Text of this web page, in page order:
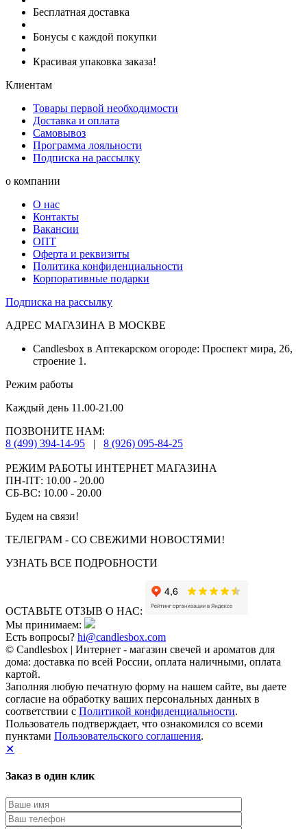
Бесплатная доставка
Бонусы с каждой покупки
Красивая упаковка заказа!
Клиентам
Товары первой необходимости
Доставка и оплата
Самовывоз
Программа лояльности
Подписка на рассылку
о компании
О нас
Контакты
Вакансии
ОПТ
Оферта и реквизиты
Политика конфиденциальности
Корпоративные подарки
Подписка на рассылку
АДРЕС МАГАЗИНА В МОСКВЕ
Candlesbox в Аптекарском огороде: Проспект мира, 26,
строение 1.
Режим работы
Каждый день 11.00-21.00
ПОЗВОНИТЕ НАМ:
8 (499) 394-14-95
| 8 (926) 095-84-25
РЕЖИМ РАБОТЫ ИНТЕРНЕТ МАГАЗИНА
ПН-ПТ: 10.00 - 20.00
СБ-ВС: 10.00 - 20.00
Будем на связи!
ТЕЛЕГРАМ - СО СВЕЖИМИ НОВОСТЯМИ!
УЗНАТЬ ВСЕ ПОДРОБНОСТИ
ОСТАВЬТЕ ОТЗЫВ О НАС:
Мы принимаем:
Есть вопросы? hi@candlesbox.com
© Candlesbox | Интернет - магазин свечей и ароматов для
дома: доставка по всей России, оплата наличными, оплата
картой.
Заполняя любую печатную форму на нашем сайте, вы даете
согласие на обработку ваших персональных данных в
соответствии с Политикой конфиденциальности.
Пользователь подтверждает, что ознакомился со всеми
пунктами Пользовательского соглашения.
✕
Заказ в один клик